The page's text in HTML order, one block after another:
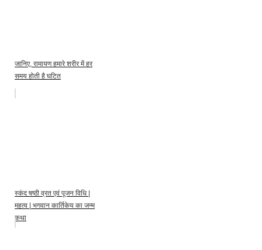
जानिए, रामायण हमारे शरीर में हर
समय होती है घटित
स्कंद षष्ठी व्रत एवं पूजन विधि |
महत्व | भगवान कार्तिकेय का जन्म
कथा